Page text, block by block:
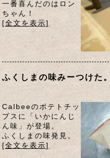
一番喜んだのはロン
ちゃん！
[全文を表示]
ふくしまの味みーつけた。
Calbeeのポテトチッ
プスに「いかにんじ
ん味」が登場。
ふくしまの味発見。
[全文を表示]